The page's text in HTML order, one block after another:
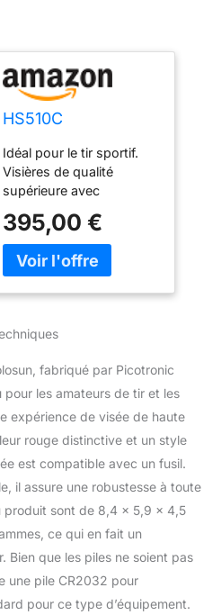
HS510C
Idéal pour le tir sportif.
Visières de qualité
supérieure avec
parallaxe ! Loupe
adaptée ! Longue durée
de vie et fonctionnement
Awake et réglage
luminosité permettent
jusqu'à 50 000 heures
de fonctionnement. Avec
la visée légère, vous
restez agile et pouvez
viser en un clin d'œil.
S'adapte parfaitement
sur un AR 15, une
carabine, un fusil de
chasse, H&K Toujours
prêt à l'emploi : Grâce à
une construction
résistante aux chocs et
395,00 €
fabriqué par Picotronic
les amateurs de tir et les
expérience de visée de haute
rouge distinctive et un style
est compatible avec un fusil.
il assure une robustesse à toute
produit sont de 8,4 x 5,9 x 4,5
ce qui en fait un
Bien que les piles ne soient pas
une pile CR2032 pour
pour ce type d’équipement.